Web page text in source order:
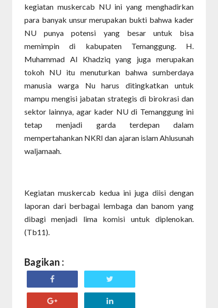
kegiatan muskercab NU ini yang menghadirkan
para banyak unsur merupakan bukti bahwa kader
NU punya potensi yang besar untuk bisa
memimpin di kabupaten Temanggung. H.
Muhammad Al Khadziq yang juga merupakan
tokoh NU itu menuturkan bahwa sumberdaya
manusia warga Nu harus ditingkatkan untuk
mampu mengisi jabatan strategis di birokrasi dan
sektor lainnya, agar kader NU di Temanggung ini
tetap menjadi garda terdepan dalam
mempertahankan NKRI dan ajaran islam Ahlusunah
waljamaah.
Kegiatan muskercab kedua ini juga diisi dengan
laporan dari berbagai lembaga dan banom yang
dibagi menjadi lima komisi untuk diplenokan.
(Tb11).
Bagikan :